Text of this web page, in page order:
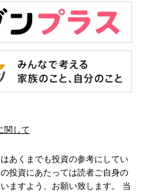
関して
あくまでも投資の参考にしてい
投資にあたっては読者ご自身の
ますよう、お願い致します。 当